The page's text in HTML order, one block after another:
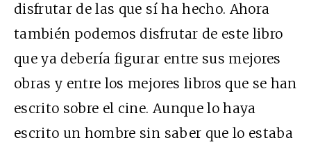
disfrutar de las que sí ha hecho. Ahora
también podemos disfrutar de este libro
que ya debería figurar entre sus mejores
obras y entre los mejores libros que se han
escrito sobre el cine. Aunque lo haya
escrito un hombre sin saber que lo estaba